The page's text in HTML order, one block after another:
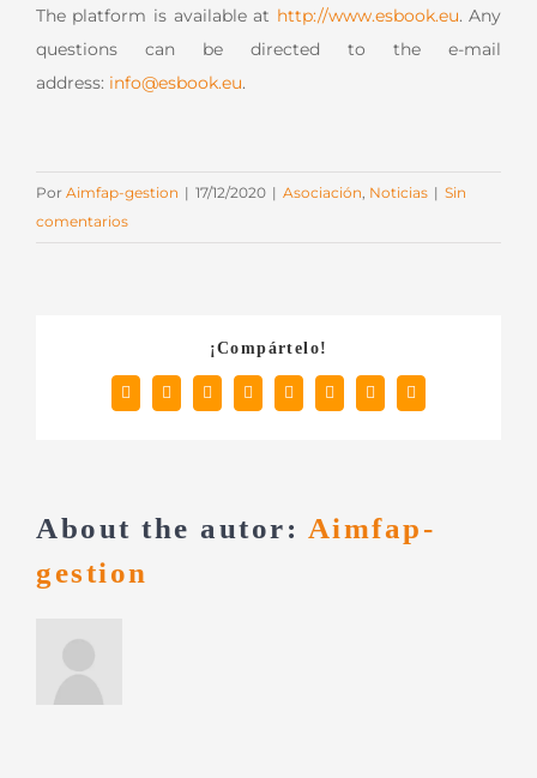
The platform is available at http://www.esbook.eu. Any
questions can be directed to the e-mail
address: info@esbook.eu.
Por Aimfap-gestion | 17/12/2020 | Asociación Noticias | Sin
comentarios
¡Compártelo!
Facebook
X RedditLinkedInTumblrPinterest
Vk
Correo
electrónico
About the autor: Aimfap-
gestion